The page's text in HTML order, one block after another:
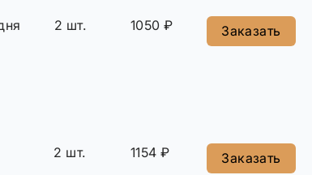
2 шт. 1050 ₽ Заказать
2 шт. 1154 ₽ Заказать